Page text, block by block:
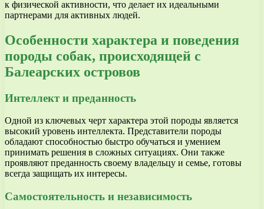
к физической активности, что делает их идеальными
партнерами для активных людей.
Особенности характера и поведения
породы собак, происходящей с
Балеарских островов
Интеллект и преданность
Одной из ключевых черт характера этой породы является
высокий уровень интеллекта. Представители породы
обладают способностью быстро обучаться и умением
принимать решения в сложных ситуациях. Они также
проявляют преданность своему владельцу и семье, готовы
всегда защищать их интересы.
Самостоятельность и независимость